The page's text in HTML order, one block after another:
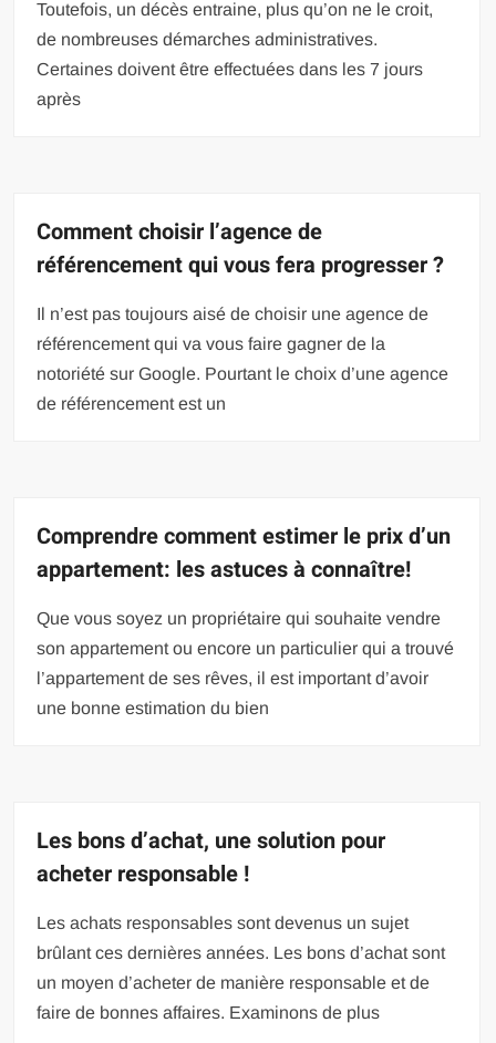
Toutefois, un décès entraine, plus qu’on ne le croit,
de nombreuses démarches administratives.
Certaines doivent être effectuées dans les 7 jours
après
Comment choisir l’agence de
référencement qui vous fera progresser ?
Il n’est pas toujours aisé de choisir une agence de
référencement qui va vous faire gagner de la
notoriété sur Google. Pourtant le choix d’une agence
de référencement est un
Comprendre comment estimer le prix d’un
appartement: les astuces à connaître!
Que vous soyez un propriétaire qui souhaite vendre
son appartement ou encore un particulier qui a trouvé
l’appartement de ses rêves, il est important d’avoir
une bonne estimation du bien
Les bons d’achat, une solution pour
acheter responsable !
Les achats responsables sont devenus un sujet
brûlant ces dernières années. Les bons d’achat sont
un moyen d’acheter de manière responsable et de
faire de bonnes affaires. Examinons de plus